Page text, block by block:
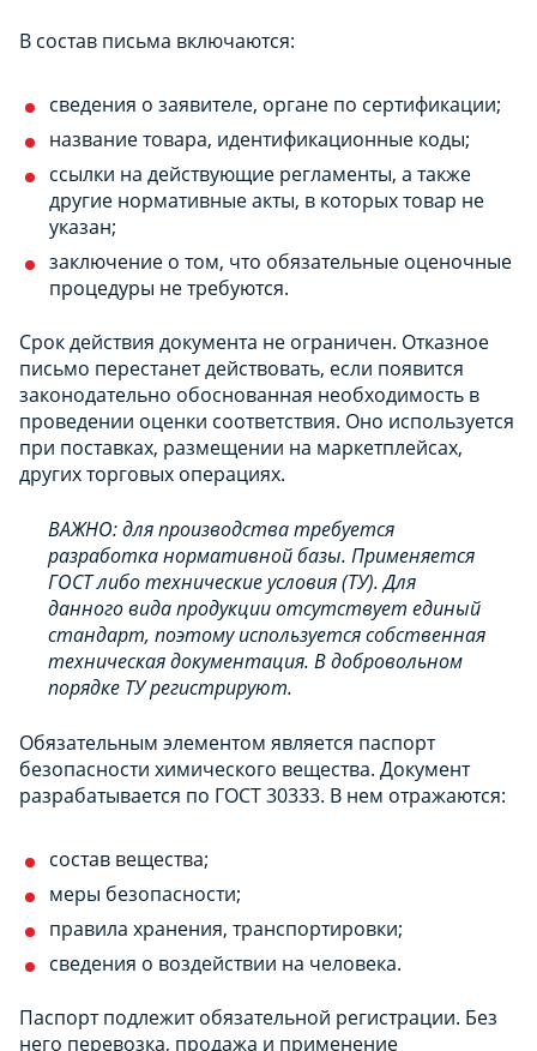
В состав письма включаются:
сведения о заявителе, органе по сертификации;
название товара, идентификационные коды;
ссылки на действующие регламенты, а также
другие нормативные акты, в которых товар не
указан;
заключение о том, что обязательные оценочные
процедуры не требуются.
Срок действия документа не ограничен. Отказное
письмо перестанет действовать, если появится
законодательно обоснованная необходимость в
проведении оценки соответствия. Оно используется
при поставках, размещении на маркетплейсах,
других торговых операциях.
ВАЖНО: для производства требуется
разработка нормативной базы. Применяется
ГОСТ либо технические условия (ТУ). Для
данного вида продукции отсутствует единый
стандарт, поэтому используется собственная
техническая документация. В добровольном
порядке ТУ регистрируют.
Обязательным элементом является паспорт
безопасности химического вещества. Документ
разрабатывается по ГОСТ 30333. В нем отражаются:
состав вещества;
меры безопасности;
правила хранения, транспортировки;
сведения о воздействии на человека.
Паспорт подлежит обязательной регистрации. Без
него перевозка, продажа и применение